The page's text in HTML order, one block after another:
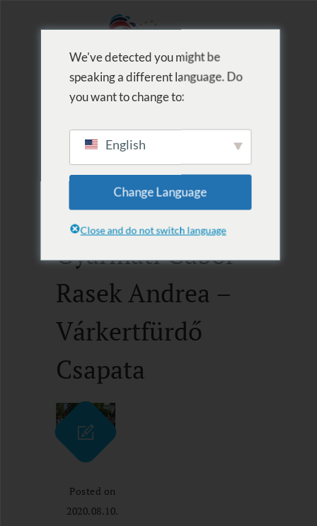
Archive for Tag:
Szervező:
Gyarmati Gábor –
Rasek Andrea –
Várkertfürdő
Csapata
Posted on
2020.08.10.
We've detected you might be
speaking a different language. Do
you want to change to:
English
Change Language
Close and do not switch language